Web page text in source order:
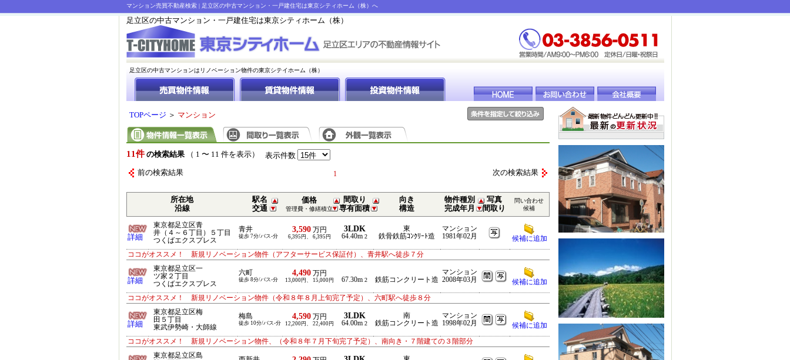
マンション売買不動産検索 | 足立区の中古マンション・一戸建住宅は東京シティホーム（株）へ
足立区の中古マンション・一戸建住宅は東京シティホーム（株）
足立区の中古マンションはリノベーション物件の東京シテイホーム（株）
TOPページ ＞ マンション
11件 の検索結果（ 1 〜 11 件を表示） 表示件数
前の検索結果 1 次の検索結果
所在地
沿線
駅名
交通
価格
管理費・修繕積立
間取り
専有面積
向き
構造
物件種別
完成年月
写真
間取り
問い合わせ
候補
詳細
東京都足立区青
井（４～６丁目）５丁目
つくばエクスプレス
青井
徒歩 7分/バス-分
3,590万円
6,395円、 6,395円
3LDK
64.40m 2
東
鉄骨鉄筋ｺﾝｸﾘｰﾄ造
マンション
1981年02月
候補に追加
ココがオススメ！ 新規リノベーション物件（アフターサービス保証付）、青井駅へ徒歩７分
詳細
東京都足立区一
ツ家２丁目
つくばエクスプレス
六町
徒歩 8分/バス-分
4,490万円
13,000円、 15,000円 67.30m 2 鉄筋コンクリート造
マンション
2008年03月
候補に追加
ココがオススメ！ 新規リノベーション物件（令和８年８月上旬完了予定）、六町駅へ徒歩８分
詳細
東京都足立区梅
田５丁目
東武伊勢崎・大師線
梅島
徒歩 10分/バス-分
4,590万円
12,200円、 22,400円
3LDK
64.00m 2
南
鉄筋コンクリート造
マンション
1998年02月
候補に追加
ココがオススメ！ 新規リノベーション物件、（令和８年７月下旬完了予定）、南向き・７階建ての３階部分
東京都足立区島